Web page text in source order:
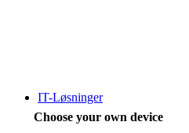
IT-Løsninger
Choose your own device